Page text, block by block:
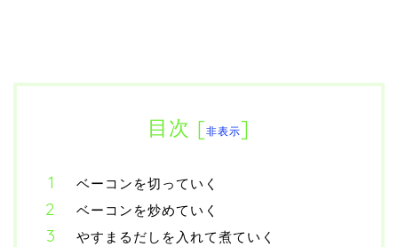
目次 [非表示]
ベーコンを切っていく
ベーコンを炒めていく
やすまるだしを入れて煮ていく